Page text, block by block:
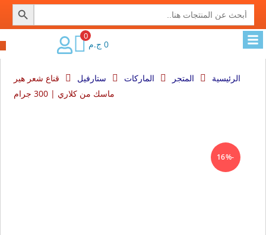
Search
for:
SEARCH BUTTON
0 ج.م
0
الرئيسية المتجر الماركات ستارفيل
قناع شعر هير
ماسك من كلاري | 300 جرام
-16%